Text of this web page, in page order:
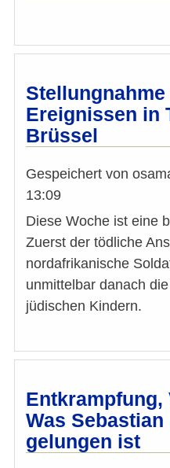
Stellungnahme
Ereignissen in
Brüssel
Gespeichert von
13:09
Diese Woche ist eine
Zuerst der tödliche
nordafrikanische
unmittelbar danach
jüdischen Kindern.
Was
gelungen ist